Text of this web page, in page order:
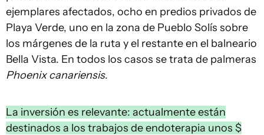
ejemplares afectados, ocho en predios privados de
Playa Verde, uno en la zona de Pueblo Solís sobre
los márgenes de la ruta y el restante en el balneario
Bella Vista. En todos los casos se trata de palmeras
Phoenix canariensis.
La inversión es relevante: actualmente están
destinados a los trabajos de endoterapia unos $